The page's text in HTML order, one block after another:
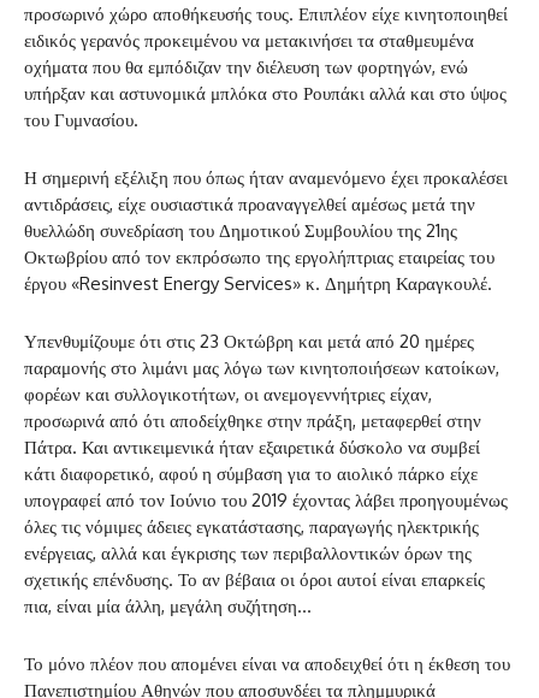
προσωρινό χώρο αποθήκευσής τους. Επιπλέον είχε κινητοποιηθεί
ειδικός γερανός προκειμένου να μετακινήσει τα σταθμευμένα
οχήματα που θα εμπόδιζαν την διέλευση των φορτηγών, ενώ
υπήρξαν και αστυνομικά μπλόκα στο Ρουπάκι αλλά και στο ύψος
του Γυμνασίου.
Η σημερινή εξέλιξη που όπως ήταν αναμενόμενο έχει προκαλέσει
αντιδράσεις, είχε ουσιαστικά προαναγγελθεί αμέσως μετά την
θυελλώδη συνεδρίαση του Δημοτικού Συμβουλίου της 21ης
Οκτωβρίου από τον εκπρόσωπο της εργολήπτριας εταιρείας του
έργου «Resinvest Energy Services» κ. Δημήτρη Καραγκουλέ.
Υπενθυμίζουμε ότι στις 23 Οκτώβρη και μετά από 20 ημέρες
παραμονής στο λιμάνι μας λόγω των κινητοποιήσεων κατοίκων,
φορέων και συλλογικοτήτων, οι ανεμογεννήτριες είχαν,
προσωρινά από ότι αποδείχθηκε στην πράξη, μεταφερθεί στην
Πάτρα. Και αντικειμενικά ήταν εξαιρετικά δύσκολο να συμβεί
κάτι διαφορετικό, αφού η σύμβαση για το αιολικό πάρκο είχε
υπογραφεί από τον Ιούνιο του 2019 έχοντας λάβει προηγουμένως
όλες τις νόμιμες άδειες εγκατάστασης, παραγωγής ηλεκτρικής
ενέργειας, αλλά και έγκρισης των περιβαλλοντικών όρων της
σχετικής επένδυσης. Το αν βέβαια οι όροι αυτοί είναι επαρκείς
πια, είναι μία άλλη, μεγάλη συζήτηση…
Το μόνο πλέον που απομένει είναι να αποδειχθεί ότι η έκθεση του
Πανεπιστημίου Αθηνών που αποσυνδέει τα πλημμυρικά